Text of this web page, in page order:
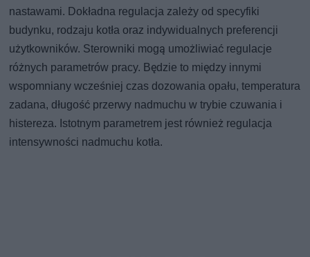
nastawami. Dokładna regulacja zależy od specyfiki
budynku, rodzaju kotła oraz indywidualnych preferencji
użytkowników. Sterowniki mogą umożliwiać regulacje
różnych parametrów pracy. Będzie to między innymi
wspomniany wcześniej czas dozowania opału, temperatura
zadana, długość przerwy nadmuchu w trybie czuwania i
histereza. Istotnym parametrem jest również regulacja
intensywności nadmuchu kotła.